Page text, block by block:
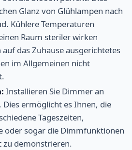
Glanz von Glühlampen nach
Kühlere Temperaturen
Raum steriler wirken
auf das Zuhause ausgerichtetes
im Allgemeinen nicht
Installieren Sie Dimmer an
ermöglicht es Ihnen, die
Tageszeiten,
oder sogar die Dimmfunktionen
zu demonstrieren.